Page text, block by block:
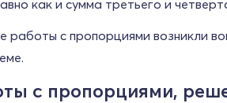
как и сумма третьего и
работы с пропорциями возникли
с пропорциями,